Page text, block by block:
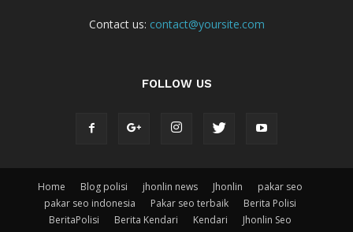
Contact us: contact@yoursite.com
FOLLOW US
Home Blog polisi jhonlin news Jhonlin
pakar seo
pakar seo indonesia
Pakar seo terbaik
Berita Polisi
BeritaPolisi
Berita Kendari Kendari
Jhonlin Seo